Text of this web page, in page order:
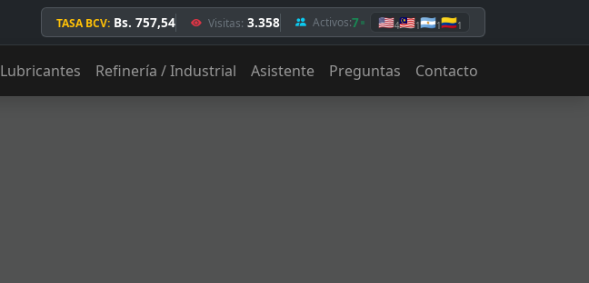
TASA BCV: Bs. 757,54 Visitas: 3.358 Activos:7 🇺🇸4🇲🇾1🇦🇷1🇨🇴1
Lubricantes Refinería / Industrial Asistente Preguntas Contacto